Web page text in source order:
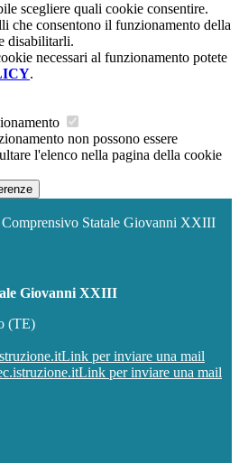
scegliere quali cookie consentire.
che consentono il funzionamento della
disabilitarli.
necessari al funzionamento potete
.
non possono essere
l'elenco nella pagina della cookie
Statale Giovanni XXIII
Giovanni XXIII
(TE)
Link per inviare una mail
Link per inviare una mail